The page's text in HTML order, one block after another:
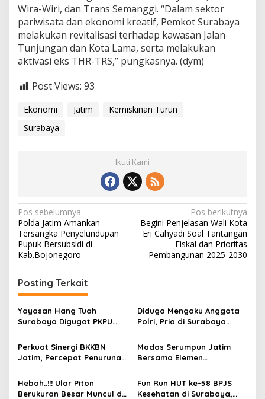
Wira-Wiri, dan Trans Semanggi. “Dalam sektor
pariwisata dan ekonomi kreatif, Pemkot Surabaya
melakukan revitalisasi terhadap kawasan Jalan
Tunjungan dan Kota Lama, serta melakukan
aktivasi eks THR-TRS,” pungkasnya. (dym)
Post Views: 93
Ekonomi Jatim
Kemiskinan Turun
Surabaya
Ikuti Kami
N
a
v
i
g
a
s
i
p
o
s
Pos sebelumnya
Polda Jatim Amankan
Tersangka Penyelundupan
Pupuk Bersubsidi di
Kab.Bojonegoro
Pos berikutnya
Begini Penjelasan Wali Kota
Eri Cahyadi Soal Tantangan
Fiskal dan Prioritas
Pembangunan 2025-2030
Posting Terkait
Yayasan Hang Tuah
Surabaya Digugat PKPU
Diduga Mengaku Anggota
Polri, Pria di Surabaya
Dugaan Kekerasan Seksual
Perkuat Sinergi BKKBN
Jatim, Percepat Penurunan
Ketahanan Keluarga
Madas Serumpun Jatim
Bersama Elemen
Penegakan Hukum Tanpa
Tebang Pilih
Heboh..!!! Ular Piton
Berukuran Besar Muncul di
Fun Run HUT ke-58 BPJS
Kesehatan di Surabaya,